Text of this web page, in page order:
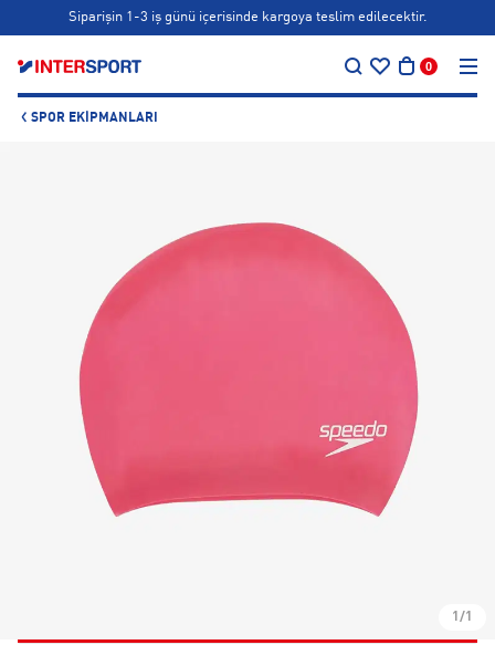
Siparişin 1-3 iş günü içerisinde kargoya teslim edilecektir.
Bonus kartlara özel vade farksız taksit seçenekleri!
0
SPOR EKIPMANLARI
1/1